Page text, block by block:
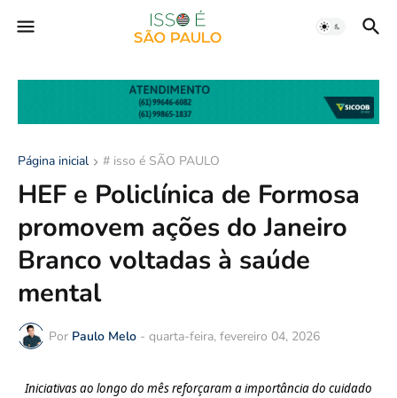
Página inicial # isso é SÃO PAULO
HEF e Policlínica de Formosa
promovem ações do Janeiro
Branco voltadas à saúde
mental
Por Paulo Melo - quarta-feira, fevereiro 04, 2026
Iniciativas ao longo do mês reforçaram a importância do cuidado